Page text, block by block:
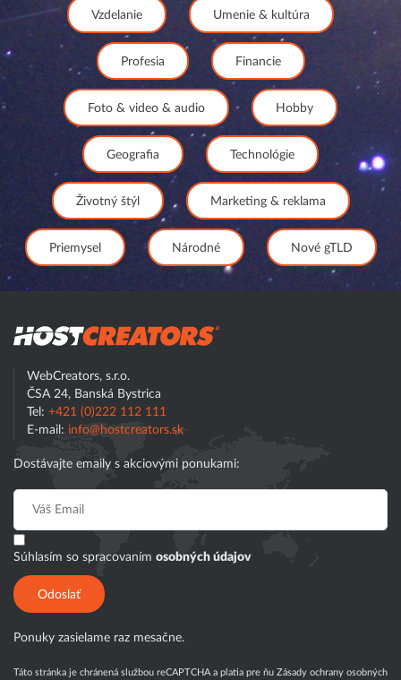
Vzdelanie Umenie & kultúra
Profesia Financie
Foto & video & audio Hobby
Geografia Technológie
Životný štýl Marketing & reklama
Priemysel Národné Nové gTLD
WebCreators, s.r.o.
ČSA 24, Banská Bystrica
Tel: +421 (0)222 112 111
E-mail: info@hostcreators.sk
Dostávajte emaily s akciovými ponukami:
Súhlasím so spracovaním osobných údajov
Odoslať
Ponuky zasielame raz mesačne.
Táto stránka je chránená službou reCAPTCHA a platia pre ňu Zásady ochrany osobných